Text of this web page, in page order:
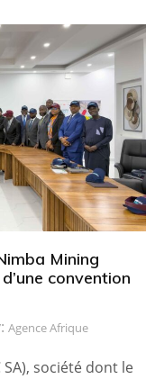
Mining
convention
Agence Afrique
société dont le